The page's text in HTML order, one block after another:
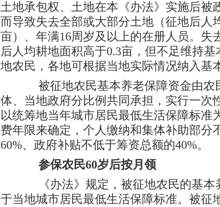
土地承包权、土地在本《办法》实施后被
而导致失去全部或大部分土地（征地后人
亩）、年满16周岁及以上的在册人员。失
后人均耕地面积高于0.3亩，但不足维持
地农民，各地可根据当地实际情况纳入基
被征地农民基本养老保障资金由农
体、当地政府分比例共同承担，实行一次
以统筹地当年城市居民最低生活保障标准
费年限来确定，个人缴纳和集体补助部分
60%、政府补贴不低于筹资总额的40%。
参保农民60岁后按月领
《办法》规定，被征地农民的基本
于当地城市居民最低生活保障标准。被征